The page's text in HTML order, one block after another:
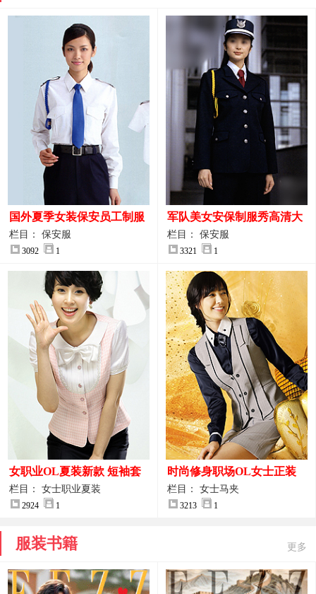
国外夏季女装保安员工制服
装大图
栏目： 保安服
3092 1
军队美女安保制服秀高清大
图
栏目： 保安服
3321 1
女职业OL夏装新款 短袖套
装女正装
栏目： 女士职业夏装
2924 1
时尚修身职场OL女士正装
马甲拍摄大图
栏目： 女士马夹
3213 1
服装书籍 更多